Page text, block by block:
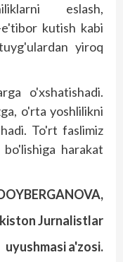
eslash,
kutish kabi
yiroq
o'xshatishadi.
o'rta yoshlilikni
To'rt faslimiz
harakat
Jurnalistlar
uyushmasi a'zosi.